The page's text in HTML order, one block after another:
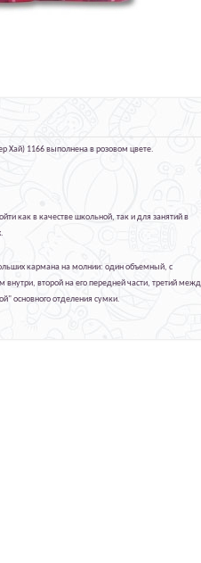
Хай) 1166 выполнена в розовом цвете.
как в качестве школьной, так и для занятий в
кармана на молнии: один объемный, с
второй на его передней части, третий
основного отделения сумки.